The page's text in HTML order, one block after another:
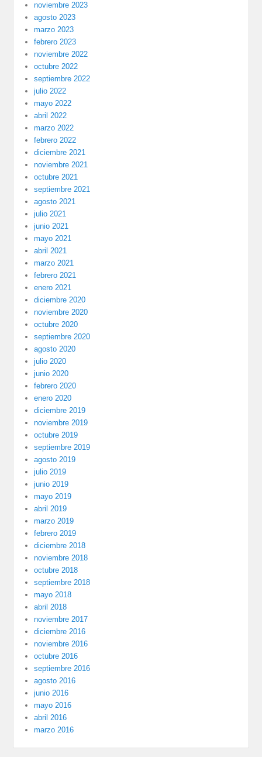
noviembre 2023
agosto 2023
marzo 2023
febrero 2023
noviembre 2022
octubre 2022
septiembre 2022
julio 2022
mayo 2022
abril 2022
marzo 2022
febrero 2022
diciembre 2021
noviembre 2021
octubre 2021
septiembre 2021
agosto 2021
julio 2021
junio 2021
mayo 2021
abril 2021
marzo 2021
febrero 2021
enero 2021
diciembre 2020
noviembre 2020
octubre 2020
septiembre 2020
agosto 2020
julio 2020
junio 2020
febrero 2020
enero 2020
diciembre 2019
noviembre 2019
octubre 2019
septiembre 2019
agosto 2019
julio 2019
junio 2019
mayo 2019
abril 2019
marzo 2019
febrero 2019
diciembre 2018
noviembre 2018
octubre 2018
septiembre 2018
mayo 2018
abril 2018
noviembre 2017
diciembre 2016
noviembre 2016
octubre 2016
septiembre 2016
agosto 2016
junio 2016
mayo 2016
abril 2016
marzo 2016